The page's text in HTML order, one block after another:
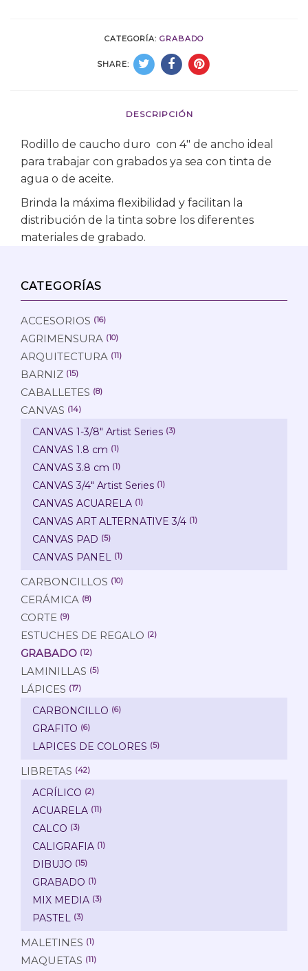
CATEGORÍA: GRABADO
SHARE:
DESCRIPCIÓN
Rodillo de caucho duro con 4″ de ancho ideal
para trabajar con grabados ya sea con tinta de
agua o de aceite.
Brinda la máxima flexibilidad y facilitan la
distribución de la tinta sobre los diferentes
materiales de grabado.
CATEGORÍAS
ACCESORIOS (16)
AGRIMENSURA (10)
ARQUITECTURA (11)
BARNIZ (15)
CABALLETES (8)
CANVAS (14)
CANVAS 1-3/8" Artist Series (3)
CANVAS 1.8 cm (1)
CANVAS 3.8 cm (1)
CANVAS 3/4" Artist Series (1)
CANVAS ACUARELA (1)
CANVAS ART ALTERNATIVE 3/4 (1)
CANVAS PAD (5)
CANVAS PANEL (1)
CARBONCILLOS (10)
CERÁMICA (8)
CORTE (9)
ESTUCHES DE REGALO (2)
GRABADO (12)
LAMINILLAS (5)
LÁPICES (17)
CARBONCILLO (6)
GRAFITO (6)
LAPICES DE COLORES (5)
LIBRETAS (42)
ACRÍLICO (2)
ACUARELA (11)
CALCO (3)
CALIGRAFIA (1)
DIBUJO (15)
GRABADO (1)
MIX MEDIA (3)
PASTEL (3)
MALETINES (1)
MAQUETAS (11)